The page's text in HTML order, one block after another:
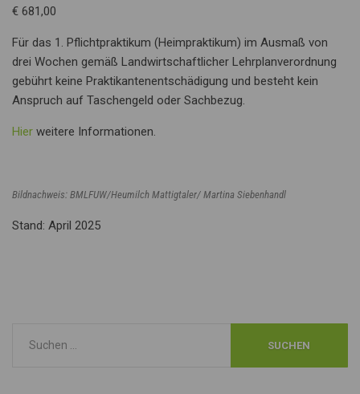
€ 681,00
Für das 1. Pflichtpraktikum (Heimpraktikum) im Ausmaß von
drei Wochen gemäß Landwirtschaftlicher Lehrplanverordnung
gebührt keine Praktikantenentschädigung und besteht kein
Anspruch auf Taschengeld oder Sachbezug.
Hier weitere Informationen.
Bildnachweis: BMLFUW/Heumilch Mattigtaler/ Martina Siebenhandl
Stand: April 2025